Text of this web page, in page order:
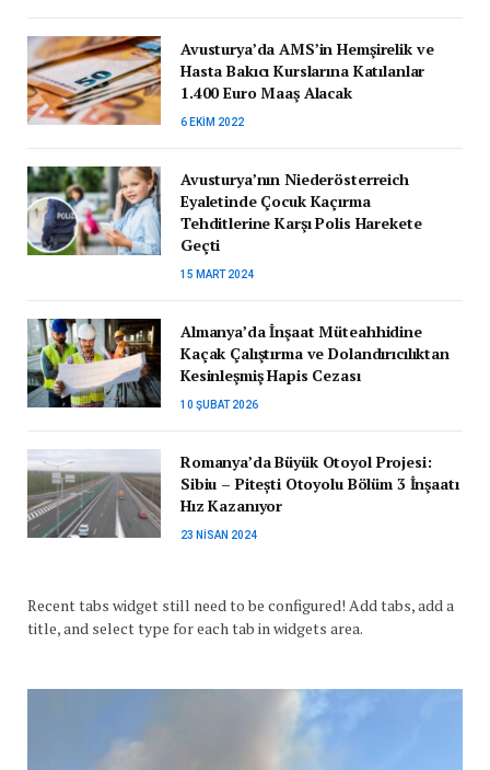
Avusturya’da AMS’in Hemşirelik ve
Hasta Bakıcı Kurslarına Katılanlar
1.400 Euro Maaş Alacak
6 EKIM 2022
Avusturya’nın Niederösterreich
Eyaletinde Çocuk Kaçırma
Tehditlerine Karşı Polis Harekete
Geçti
15 MART 2024
Almanya’da İnşaat Müteahhidine
Kaçak Çalıştırma ve Dolandırıcılıktan
Kesinleşmiş Hapis Cezası
10 ŞUBAT 2026
Romanya’da Büyük Otoyol Projesi:
Sibiu – Pitești Otoyolu Bölüm 3 İnşaatı
Hız Kazanıyor
23 NISAN 2024
Recent tabs widget still need to be configured! Add tabs, add a
title, and select type for each tab in widgets area.